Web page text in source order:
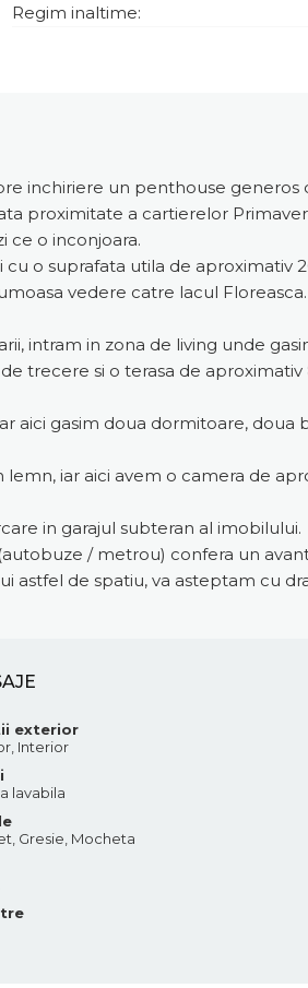
Regim inaltime:
inchiriere un penthouse generos
proximitate a cartierelor
ce o inconjoara.
o suprafata utila de aproximativ
vedere catre lacul Floreasca.
intram in zona de living unde
trecere si o terasa de
aici gasim doua dormitoare, doua
iar aici avem o camera de
in garajul subteran al imobilului.
/ metrou) confera un
astfel de spatiu, va asteptam cu
exterior
Interior
lavabila
Gresie, Mocheta